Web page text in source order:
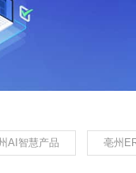
AI智慧产品 亳州